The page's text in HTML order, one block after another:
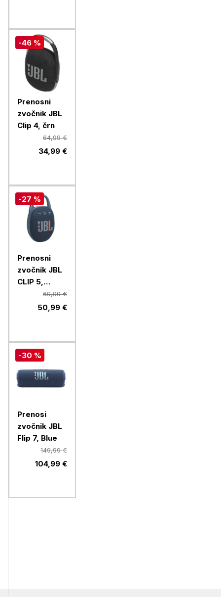
-46 %
Prenosni
zvočnik JBL
Clip 4, črn
64,99 €
34,99 €
-27 %
Prenosni
zvočnik JBL
CLIP 5,
69,99 €
50,99 €
-30 %
Prenosi
zvočnik JBL
Flip 7, Blue
149,99 €
104,99 €